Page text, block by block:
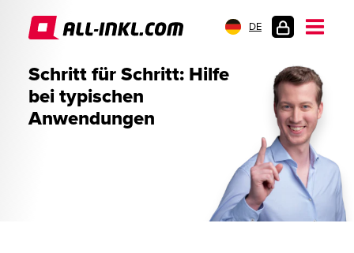
DE
Schritt für Schritt: Hilfe
bei typischen
Anwendungen